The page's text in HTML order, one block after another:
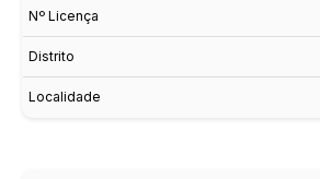
Nº Licença
Distrito
Localidade